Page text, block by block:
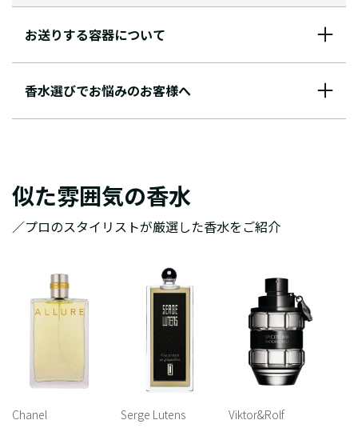
お送りする容器について
香水選びでお悩みのお客様へ
似た雰囲気の香水
／プロのスタイリストが厳選した香水をご紹介
Chanel Serge Lutens Viktor&Rolf